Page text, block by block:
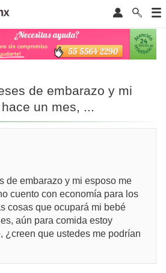
de embarazo y mi
un mes, ...
de embarazo y mi esposo me
cuento con economía para los
cosas que ocupará mi bebé
aún para comida estoy
¿creen que ustedes me podrían